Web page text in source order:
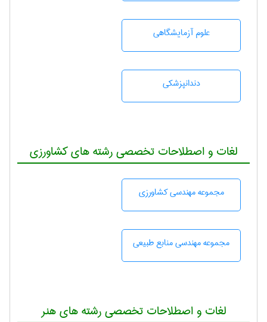
علوم آزمايشگاهی
دندانپزشكی
لغات و اصطلاحات تخصصی رشته های کشاورزی
مجموعه مهندسی كشاورزی
مجموعه مهندسی منابع طبيعی
لغات و اصطلاحات تخصصی رشته های هنر